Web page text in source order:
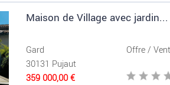
Maison de Village avec jardin...
Gard
30131 Pujaut
359 000,00 €
Offre /